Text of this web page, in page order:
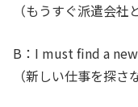
（もうすぐ派遣会社
B：I must find a
（新しい仕事を探さ